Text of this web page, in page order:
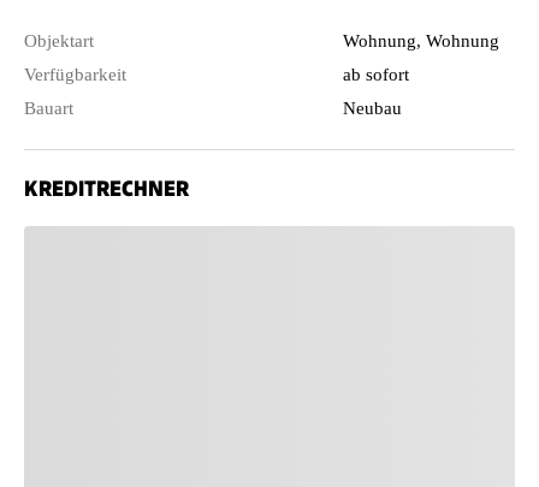
Objektart
Wohnung, Wohnung
Verfügbarkeit
ab sofort
Bauart
Neubau
KREDITRECHNER